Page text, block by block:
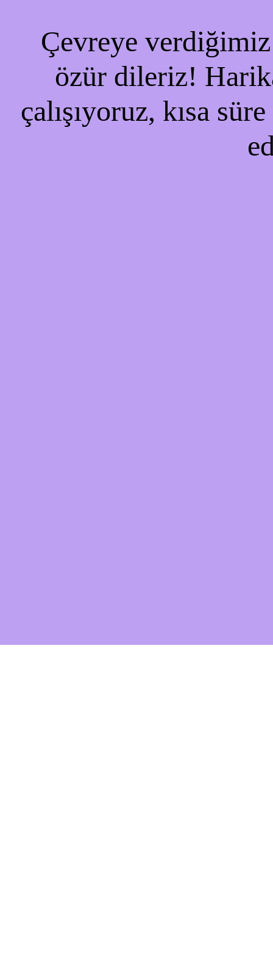
Çevreye verdiğimiz
özür dileriz!
çalışıyoruz, kısa